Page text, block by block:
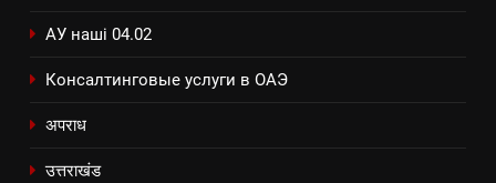
АУ наші 04.02
Консалтинговые услуги в ОАЭ
अपराध
उत्तराखंड